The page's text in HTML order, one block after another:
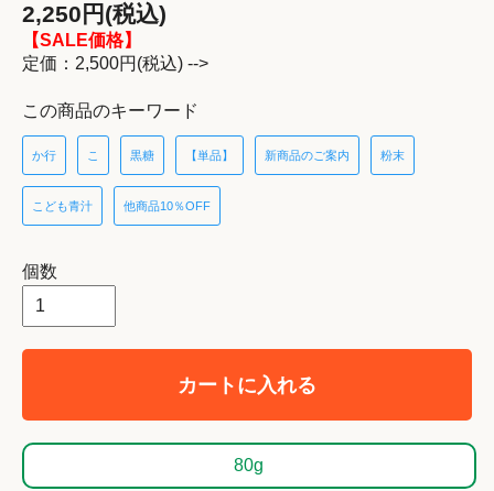
2,250円(税込)
【SALE価格】
定価：2,500円(税込) -->
この商品のキーワード
か行 こ 黒糖 【単品】 新商品のご案内 粉末
こども青汁 他商品10％OFF
個数
カートに入れる
80g